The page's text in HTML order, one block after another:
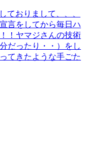
ておりまして、、、
言をしてから毎日ハ
！ヤマジさんの技術
だったり・・）をし
てきたような手ごた